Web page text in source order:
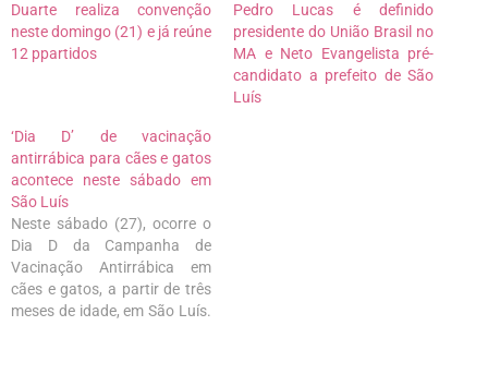
Duarte realiza convenção
neste domingo (21) e já reúne
12 ppartidos
Pedro Lucas é definido
presidente do União Brasil no
MA e Neto Evangelista pré-
candidato a prefeito de São
Luís
‘Dia D’ de vacinação
antirrábica para cães e gatos
acontece neste sábado em
São Luís
Neste sábado (27), ocorre o
Dia D da Campanha de
Vacinação Antirrábica em
cães e gatos, a partir de três
meses de idade, em São Luís.